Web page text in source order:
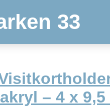
33
– 4 x 9,5